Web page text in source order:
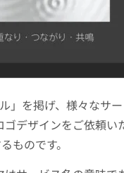
」を掲げ、様々なサ
ゴデザインをご依頼
ものです。